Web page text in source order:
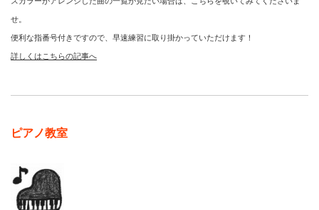
せ。
便利な指番号付きですので、早速練習に取り掛かっていただけます！
詳しくはこちらの記事へ
ピアノ教室